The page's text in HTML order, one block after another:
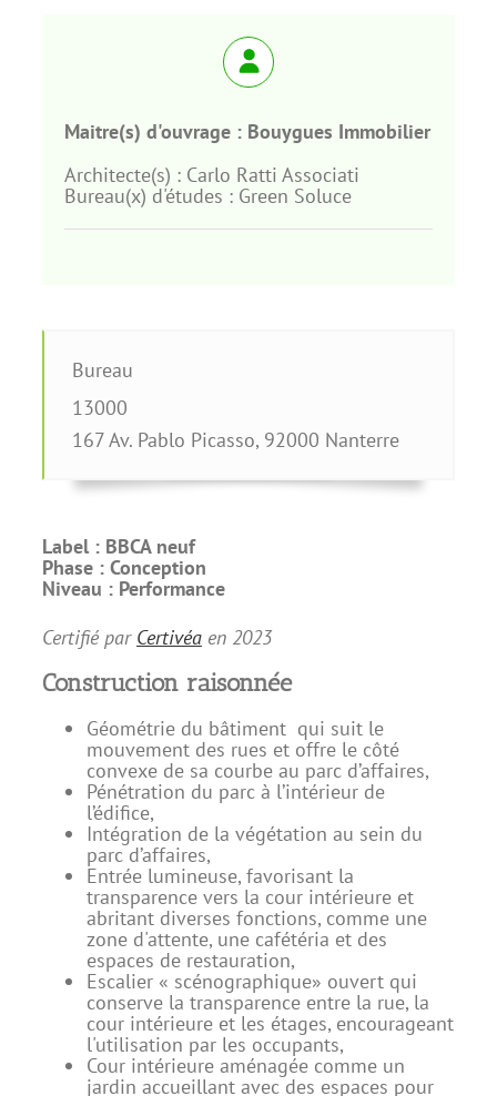
Maitre(s) d'ouvrage : Bouygues Immobilier
Architecte(s) : Carlo Ratti Associati
Bureau(x) d'études : Green Soluce
Bureau
13000
167 Av. Pablo Picasso, 92000 Nanterre
Label : BBCA neuf
Phase : Conception
Niveau : Performance
Certifié par Certivéaen 2023
Construction raisonnée
Géométrie du bâtiment qui suit le
mouvement des rues et offre le côté
convexe de sa courbe au parc d’affaires,
Pénétration du parc à l’intérieur de
l’édifice,
Intégration de la végétation au sein du
parc d’affaires,
Entrée lumineuse, favorisant la
transparence vers la cour intérieure et
abritant diverses fonctions, comme une
zone d'attente, une cafétéria et des
espaces de restauration,
Escalier « scénographique» ouvert qui
conserve la transparence entre la rue, la
cour intérieure et les étages, encourageant
l'utilisation par les occupants,
Cour intérieure aménagée comme un
jardin accueillant avec des espaces pour